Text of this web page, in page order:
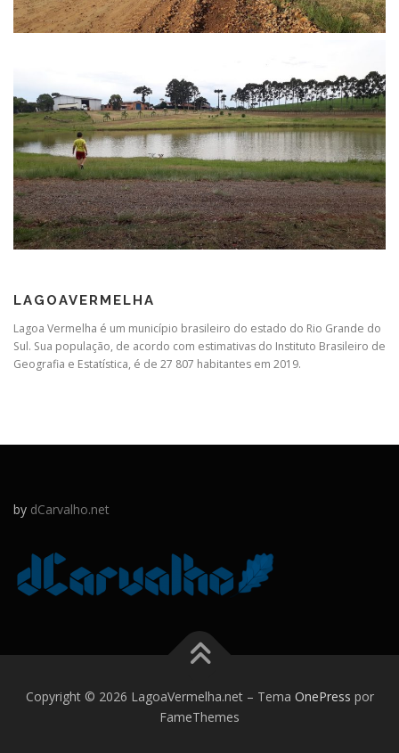
LAGOAVERMELHA
Lagoa Vermelha é um município brasileiro do estado do Rio Grande do
Sul. Sua população, de acordo com estimativas do Instituto Brasileiro de
Geografia e Estatística, é de 27 807 habitantes em 2019.
by dCarvalho.net
Copyright © 2026 LagoaVermelha.net – Tema OnePress por
FameThemes